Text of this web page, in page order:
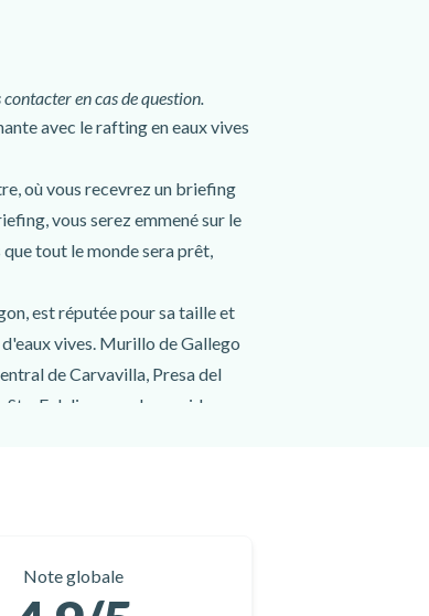
en cas de question.
avec le rafting en eaux vives
où vous recevrez un briefing
vous serez emmené sur le
tout le monde sera prêt,
est réputée pour sa taille et
vives. Murillo de Gallego
de Carvavilla, Presa del
Eulalia, avec des rapides
Note globale